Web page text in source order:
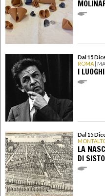
Dal 15
ROMA |
I
Dal 15
LA
DI